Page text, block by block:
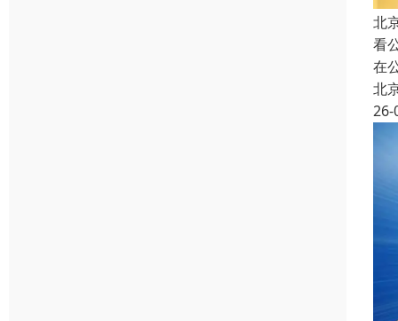
北
看
在
北
26-